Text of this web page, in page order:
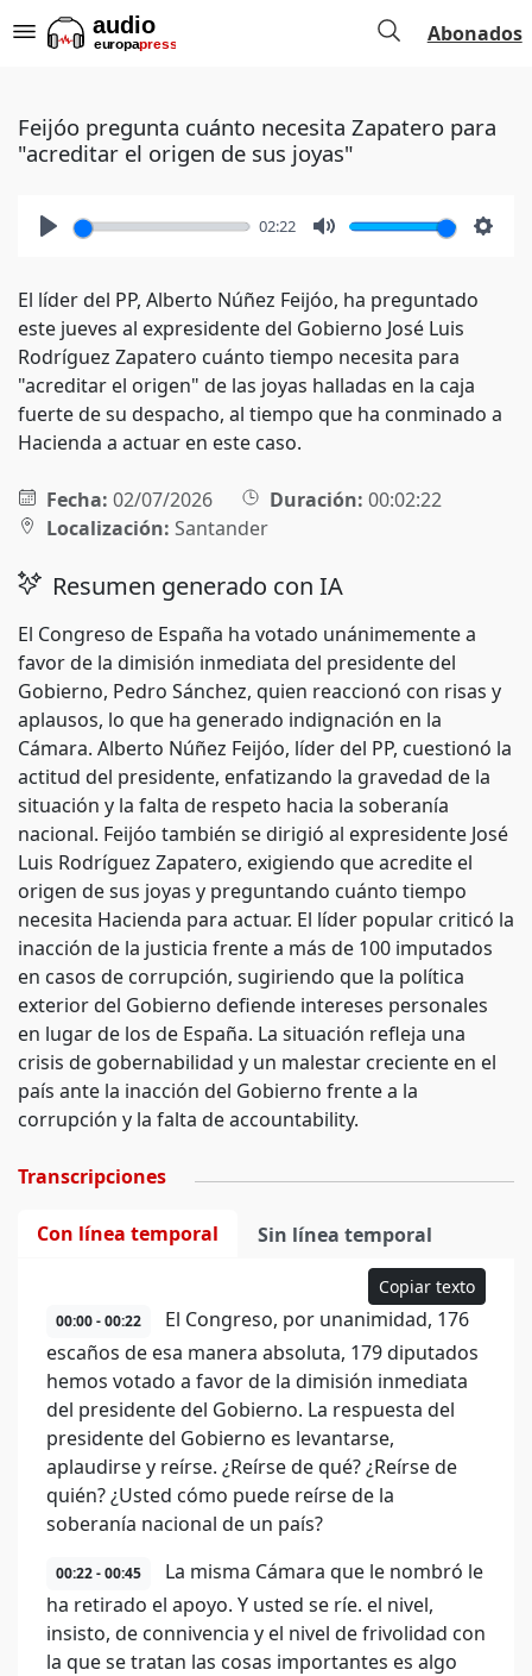
Abonados
Feijóo pregunta cuánto necesita Zapatero para
"acreditar el origen de sus joyas"
02:22
El líder del PP, Alberto Núñez Feijóo, ha preguntado
este jueves al expresidente del Gobierno José Luis
Rodríguez Zapatero cuánto tiempo necesita para
"acreditar el origen" de las joyas halladas en la caja
fuerte de su despacho, al tiempo que ha conminado a
Hacienda a actuar en este caso.
Fecha: 02/07/2026 Duración: 00:02:22
Localización: Santander
Resumen generado con IA
El Congreso de España ha votado unánimemente a
favor de la dimisión inmediata del presidente del
Gobierno, Pedro Sánchez, quien reaccionó con risas y
aplausos, lo que ha generado indignación en la
Cámara. Alberto Núñez Feijóo, líder del PP, cuestionó la
actitud del presidente, enfatizando la gravedad de la
situación y la falta de respeto hacia la soberanía
nacional. Feijóo también se dirigió al expresidente José
Luis Rodríguez Zapatero, exigiendo que acredite el
origen de sus joyas y preguntando cuánto tiempo
necesita Hacienda para actuar. El líder popular criticó la
inacción de la justicia frente a más de 100 imputados
en casos de corrupción, sugiriendo que la política
exterior del Gobierno defiende intereses personales
en lugar de los de España. La situación refleja una
crisis de gobernabilidad y un malestar creciente en el
país ante la inacción del Gobierno frente a la
corrupción y la falta de accountability.
Transcripciones
Con línea temporal Sin línea temporal
Copiar texto
00:00 - 00:22
El Congreso, por unanimidad, 176
escaños de esa manera absoluta, 179 diputados
hemos votado a favor de la dimisión inmediata
del presidente del Gobierno. La respuesta del
presidente del Gobierno es levantarse,
aplaudirse y reírse. ¿Reírse de qué? ¿Reírse de
quién? ¿Usted cómo puede reírse de la
soberanía nacional de un país?
00:22 - 00:45
La misma Cámara que le nombró le
ha retirado el apoyo. Y usted se ríe. el nivel,
insisto, de connivencia y el nivel de frivolidad con
la que se tratan las cosas importantes es algo